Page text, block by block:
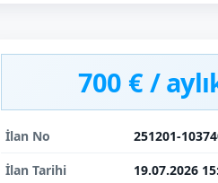
700 € /
İlan No
251201-
İlan Tarihi
19.07.2026